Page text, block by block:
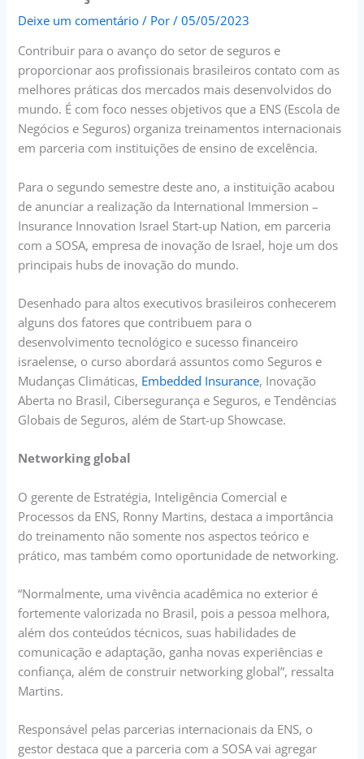
Deixe um comentário / Por/05/05/2023
Contribuir para o avanço do setor de seguros e
proporcionar aos profissionais brasileiros contato com as
melhores práticas dos mercados mais desenvolvidos do
mundo. É com foco nesses objetivos que a ENS (Escola de
Negócios e Seguros) organiza treinamentos internacionais
em parceria com instituições de ensino de excelência.
Para o segundo semestre deste ano, a instituição acabou
de anunciar a realização da International Immersion –
Insurance Innovation Israel Start-up Nation, em parceria
com a SOSA, empresa de inovação de Israel, hoje um dos
principais hubs de inovação do mundo.
Desenhado para altos executivos brasileiros conhecerem
alguns dos fatores que contribuem para o
desenvolvimento tecnológico e sucesso financeiro
israelense, o curso abordará assuntos como Seguros e
Mudanças Climáticas, Embedded Insurance, Inovação
Aberta no Brasil, Cibersegurança e Seguros, e Tendências
Globais de Seguros, além de Start-up Showcase.
Networking global
O gerente de Estratégia, Inteligência Comercial e
Processos da ENS, Ronny Martins, destaca a importância
do treinamento não somente nos aspectos teórico e
prático, mas também como oportunidade de networking.
“Normalmente, uma vivência acadêmica no exterior é
fortemente valorizada no Brasil, pois a pessoa melhora,
além dos conteúdos técnicos, suas habilidades de
comunicação e adaptação, ganha novas experiências e
confiança, além de construir networking global”, ressalta
Martins.
Responsável pelas parcerias internacionais da ENS, o
gestor destaca que a parceria com a SOSA vai agregar